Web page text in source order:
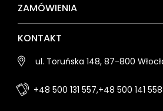
ZAMÓWIENIA
KONTAKT
ul. Toruńska 148, 87-800
+48 500 131 557,+48 500 141 558